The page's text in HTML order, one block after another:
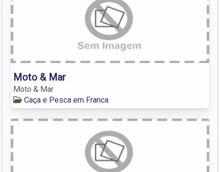
Moto & Mar
Moto & Mar
Caça e Pesca em Franca